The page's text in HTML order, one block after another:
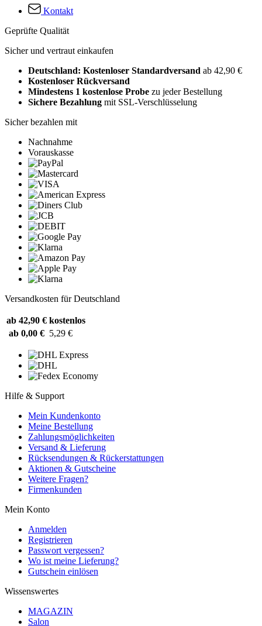
Kontakt
Geprüfte Qualität
Sicher und vertraut einkaufen
Deutschland: Kostenloser Standardversand ab 42,90 €
Kostenloser Rückversand
Mindestens 1 kostenlose Probe zu jeder Bestellung
Sichere Bezahlung mit SSL-Verschlüsselung
Sicher bezahlen mit
Nachnahme
Vorauskasse
Versandkosten für Deutschland
ab 42,90 € kostenlos
ab 0,00 € 5,29 €
Hilfe & Support
Mein Kundenkonto
Meine Bestellung
Zahlungsmöglichkeiten
Versand & Lieferung
Rücksendungen & Rückerstattungen
Aktionen & Gutscheine
Weitere Fragen?
Firmenkunden
Mein Konto
Anmelden
Registrieren
Passwort vergessen?
Wo ist meine Lieferung?
Gutschein einlösen
Wissenswertes
MAGAZIN
Salon